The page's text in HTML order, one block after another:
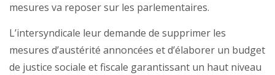
mesures va reposer sur les parlementaires.
L’intersyndicale leur demande de supprimer les
mesures d’austérité annoncées et d’élaborer un budget
de justice sociale et fiscale garantissant un haut niveau